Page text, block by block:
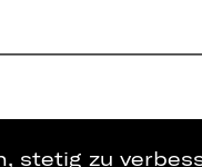
stetig zu